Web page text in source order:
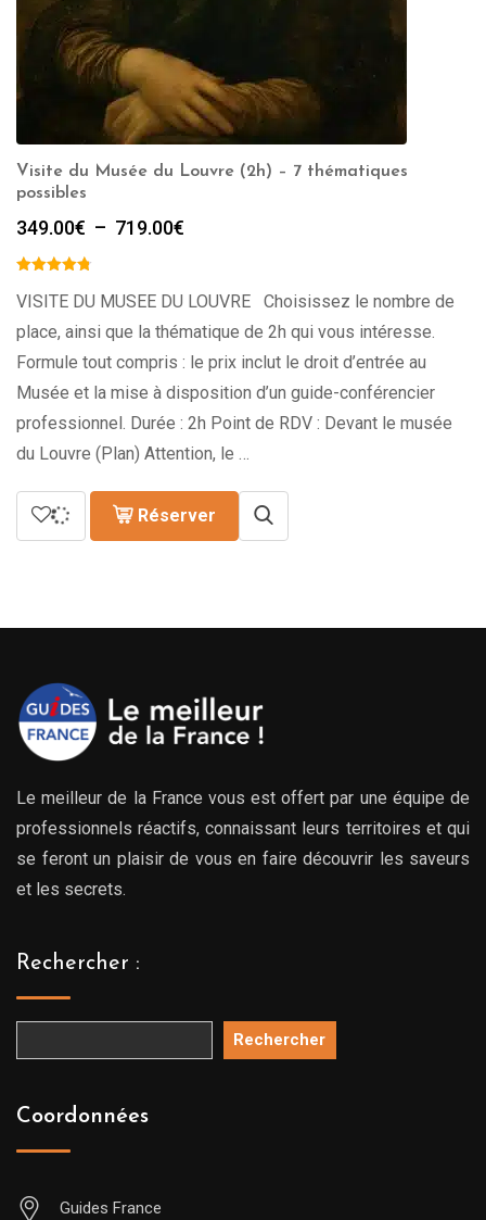
Visite du Musée du Louvre (2h) – 7 thématiques
possibles
349.00€ – 719.00€
349.00€
à
719.00€
VISITE DU MUSEE DU LOUVRE Choisissez le nombre de
place, ainsi que la thématique de 2h qui vous intéresse.
Formule tout compris : le prix inclut le droit d’entrée au
Musée et la mise à disposition d’un guide-conférencier
professionnel. Durée : 2h Point de RDV : Devant le musée
du Louvre (Plan) Attention, le …
Réserver
Le meilleur de la France vous est offert par une équipe de
professionnels réactifs, connaissant leurs territoires et qui
se feront un plaisir de vous en faire découvrir les saveurs
et les secrets.
Rechercher :
Rechercher
Coordonnées
Guides France